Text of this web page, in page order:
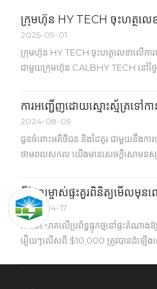
2025-09-01
ក្រុមហ៊ុន HY TECH ចុះហត្ថលេខាលើកា
ជាមួយក្រុមហ៊ុន CALBHY TECH នៅថ្ងៃន
Aviation Lithium Battery) ដែលជ
ការផលិតថ្ម។ ក្រោមកិច្ចព្រមព្រៀង HY
20MWh o
2024-08-05
ជូនចំពោះអតិថិជន និងដៃគូរ ជាមួយនឹងការបង្
ថាមពលសកល យើងមានសេចក្តីសោមនស្សរី
ឡើងចាប់ពីថ្ងៃទី 9 ដល់ថ្ងៃទី 11 ខែតុលា ឆ្ន
ប្រទេសម៉ាឡេស៊ី។
អ្វីដែលម្ចាស់ផ្ទះគួរពិនិត្យមើលមុនព
2026-04-17
ការវិនិយោគលើប្រព័ន្ធផ្ទុកថ្មនៅផ្ទះតំណ
រឿយៗលើសពី $10,000 ត្រូវបានដំឡើងពេ